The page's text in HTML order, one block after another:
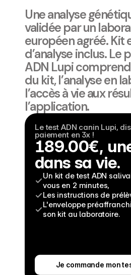
Une analyse
validée par un
européen agréé. Kit
d’analyse inclus. Le
ADN Lupi comprend
du kit, l’analyse en
l’accès à vie aux
l’application.
Le test ADN canin Lupi,
paiement en 3x !
189.00€,
dans sa vie.
Un kit de test ADN
vous en 2 minutes,
Les instructions de
L'enveloppe
son kit au laboratoire.
Je commande mon